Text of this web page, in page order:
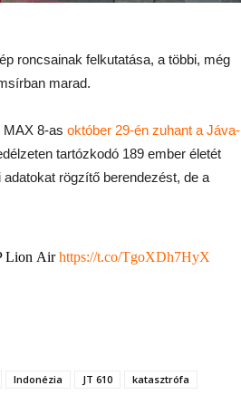
roncsainak felkutatása, a többi, még
marad.
MAX 8-as október 29-én zuhant a Jáva-
tartózkodó 189 ember életét
adatokat rögzítő berendezést, de a
Lion Airhttps://t.co/TgoXDh7HyX
Indonézia JT 610
katasztrófa